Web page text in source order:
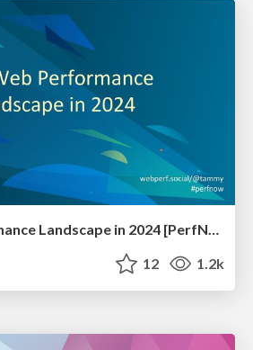
The Web Performance Landscape in 2024 [PerfNow 2024]
12 1.2k